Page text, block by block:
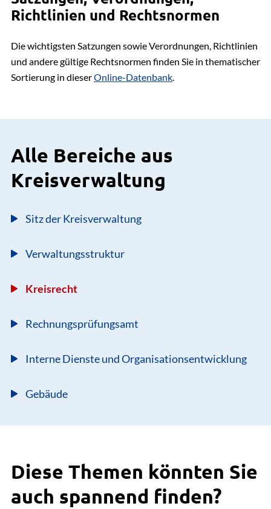
04131 26-1532
Gebäude 1, Eingang A, Zimmer 19
Online Datenbank des Kreisrechts
Richtlinien und Rechtsnormen
Die wichtigsten Satzungen sowie Verordnungen, Richtlinien
und andere gültige Rechtsnormen finden Sie in thematischer
Sortierung in dieserOnline-Datenbank.
Alle Bereiche aus
Kreisverwaltung
Sitz der Kreisverwaltung
Verwaltungsstruktur
Kreisrecht
Rechnungsprüfungsamt
Interne Dienste und Organisationsentwicklung
Gebäude
Diese Themen könnten Sie
auch spannend finden?